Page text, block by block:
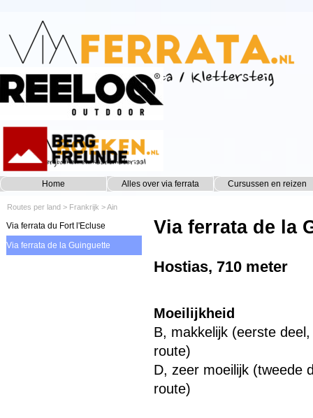
Home Alles over via ferrata ▼
Cursussen en reizen
Routes per land > Frankrijk >Ain
Via ferrata du Fort l'Ecluse
Via ferrata de la Guinguette
Via ferrata de la
Hostias, 710 meter
Moeilijkheid
B, makkelijk (eerste
route)
D, zeer moeilijk (tweede
route)